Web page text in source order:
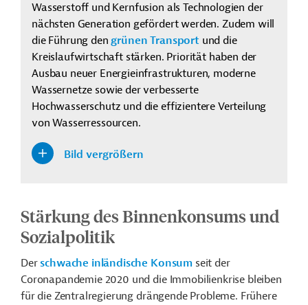
Wasserstoff und Kernfusion als Technologien der
nächsten Generation gefördert werden. Zudem will
die Führung dengrünen Transport und die
Kreislaufwirtschaft stärken. Priorität haben der
Ausbau neuer Energieinfrastrukturen, moderne
Wassernetze sowie der verbesserte
Hochwasserschutz und die effizientere Verteilung
von Wasserressourcen.
Bild vergrößern
Stärkung des Binnenkonsums und
Sozialpolitik
Der schwache inländische Konsum seit der
Coronapandemie 2020 und die Immobilienkrise bleiben
für die Zentralregierung drängende Probleme. Frühere